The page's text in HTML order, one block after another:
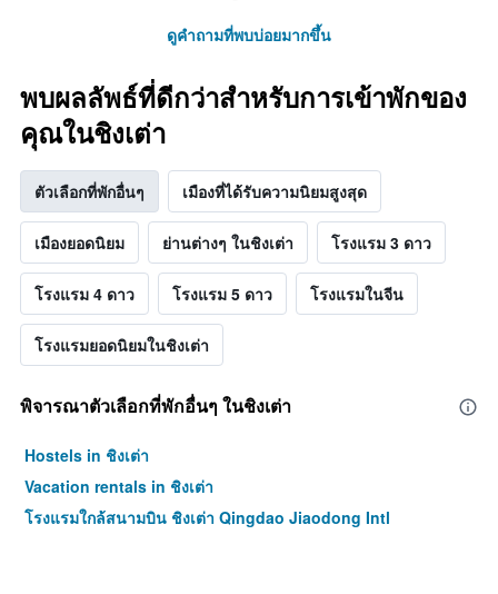
ดูคำถามที่พบบ่อยมากขึ้น
พบผลลัพธ์ที่ดีกว่าสำหรับการเข้าพักของ
คุณในชิงเต่า
ตัวเลือกที่พักอื่นๆ เมืองที่ได้รับความนิยมสูงสุด
เมืองยอดนิยม ย่านต่างๆ ในชิงเต่า โรงแรม 3 ดาว
โรงแรม 4 ดาว โรงแรม 5 ดาว โรงแรมในจีน
โรงแรมยอดนิยมในชิงเต่า
พิจารณาตัวเลือกที่พักอื่นๆ ในชิงเต่า
Hostels in ชิงเต่า
Vacation rentals in ชิงเต่า
โรงแรมใกล้สนามบิน ชิงเต่า Qingdao Jiaodong Intl